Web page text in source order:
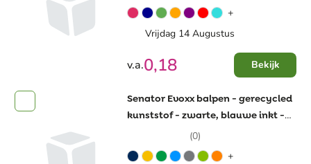
+
Vrijdag 14 Augustus
v.a.0,18 Bekijk
Senator Evoxx balpen - gerecycled
kunststof - zwarte, blauwe inkt -
(0)
+